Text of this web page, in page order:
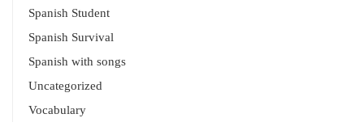
Spanish Student
Spanish Survival
Spanish with songs
Uncategorized
Vocabulary